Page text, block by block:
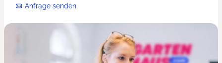
Anfrage senden